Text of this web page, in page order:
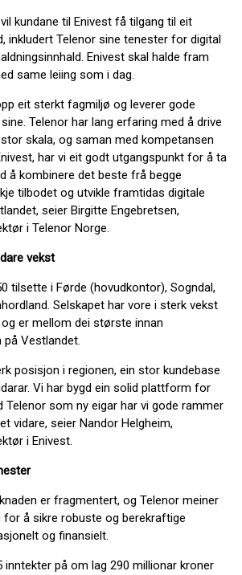
kundane til Enivest få tilgang til eit
inkludert Telenor sine tenester for digital
Enivest skal halde fram
same leiing som i dag.
eit sterkt fagmiljø og leverer gode
Telenor har lang erfaring med å drive
skala, og saman med kompetansen
har vi eit godt utgangspunkt for å ta
å kombinere det beste frå begge
tilbodet og utvikle framtidas digitale
seier Birgitte Engebretsen,
i Telenor Norge.
vekst
tilsette i Førde (hovudkontor), Sogndal,
Selskapet har vore i sterk vekst
er mellom dei største innan
Vestlandet.
posisjon i regionen, ein stor kundebase
Vi har bygd ein solid plattform for
Telenor som ny eigar har vi gode rammer
vidare, seier Nandor Helgheim,
i Enivest.
er fragmentert, og Telenor meiner
for å sikre robuste og berekraftige
og finansielt.
inntekter på om lag 290 millionar kroner